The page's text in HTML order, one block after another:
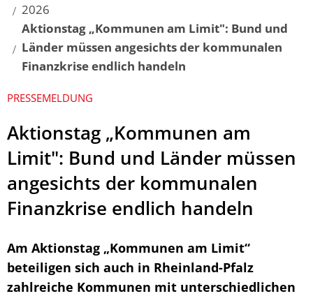
2026
Aktionstag „Kommunen am Limit": Bund und
Länder müssen angesichts der kommunalen
Finanzkrise endlich handeln
PRESSEMELDUNG
Aktionstag „Kommunen am
Limit": Bund und Länder müssen
angesichts der kommunalen
Finanzkrise endlich handeln
Am Aktionstag „Kommunen am Limit“
beteiligen sich auch in Rheinland-Pfalz
zahlreiche Kommunen mit unterschiedlichen